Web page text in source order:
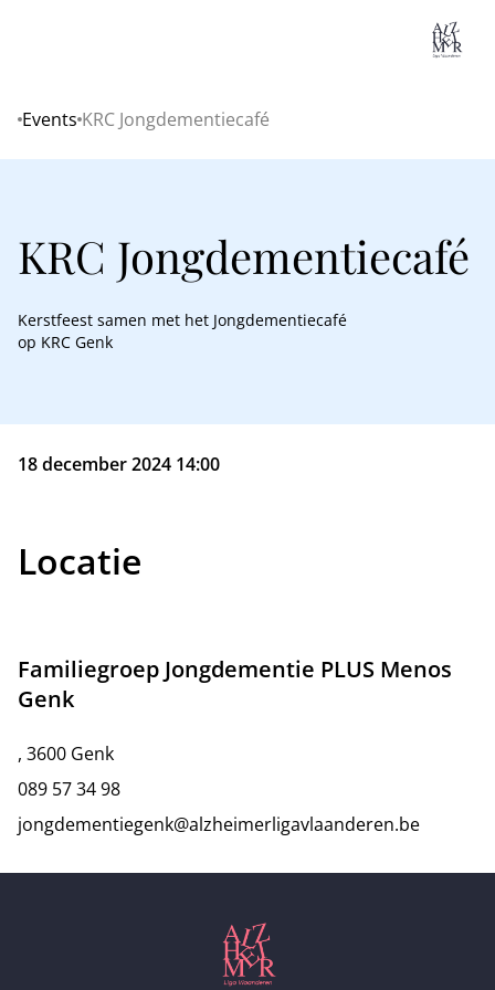
Home
Events KRC Jongdementiecafé
KRC Jongdementiecafé
Kerstfeest samen met het Jongdementiecafé
op KRC Genk
18 december 2024 14:00
Locatie
Familiegroep Jongdementie PLUS Menos
Genk
, 3600 Genk
089 57 34 98
jongdementiegenk@alzheimerligavlaanderen.be